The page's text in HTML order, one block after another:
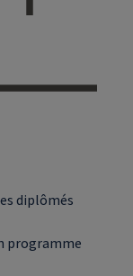
diplômés
programme